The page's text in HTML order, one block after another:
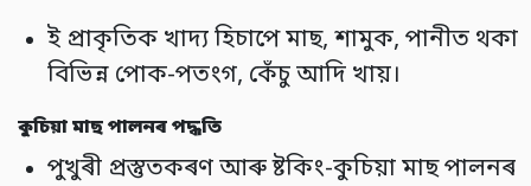
ই প্ৰাকৃতিক খাদ্য হিচাপে মাছ, শামুক, পানীত থকা
বিভিন্ন পোক-পতংগ, কেঁচু আদি খায়।
কুচিয়া মাছ পালনৰ পদ্ধতি
পুখুৰী প্ৰস্তুতকৰণ আৰু ষ্টকিং-কুচিয়া মাছ পালনৰ